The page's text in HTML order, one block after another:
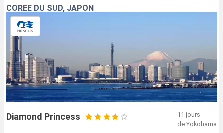
CORÉE DU SUD, JAPON
Diamond Princess
11 jours
de Yokohama